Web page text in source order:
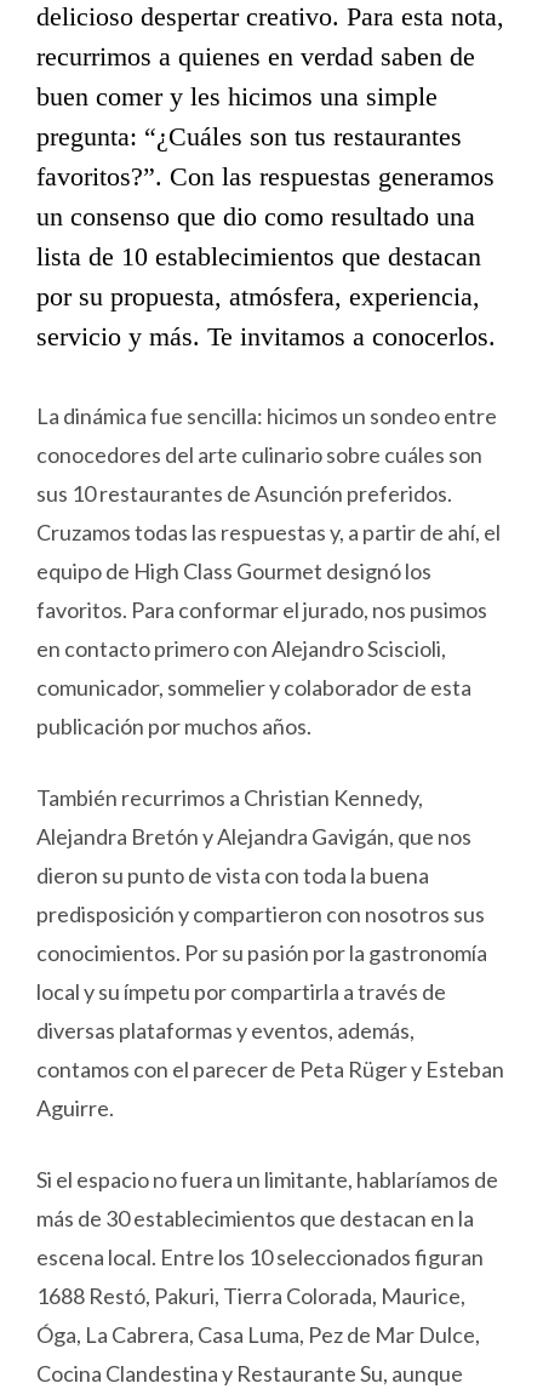
delicioso despertar creativo. Para esta nota,
recurrimos a quienes en verdad saben de
buen comer y les hicimos una simple
pregunta: “¿Cuáles son tus restaurantes
favoritos?”. Con las respuestas generamos
un consenso que dio como resultado una
lista de 10 establecimientos que destacan
por su propuesta, atmósfera, experiencia,
servicio y más. Te invitamos a conocerlos.
La dinámica fue sencilla: hicimos un sondeo entre
conocedores del arte culinario sobre cuáles son
sus 10 restaurantes de Asunción preferidos.
Cruzamos todas las respuestas y, a partir de ahí, el
equipo de High Class Gourmet designó los
favoritos. Para conformar el jurado, nos pusimos
en contacto primero con Alejandro Sciscioli,
comunicador, sommelier y colaborador de esta
publicación por muchos años.
También recurrimos a Christian Kennedy,
Alejandra Bretón y Alejandra Gavigán, que nos
dieron su punto de vista con toda la buena
predisposición y compartieron con nosotros sus
conocimientos. Por su pasión por la gastronomía
local y su ímpetu por compartirla a través de
diversas plataformas y eventos, además,
contamos con el parecer de Peta Rüger y Esteban
Aguirre.
Si el espacio no fuera un limitante, hablaríamos de
más de 30 establecimientos que destacan en la
escena local. Entre los 10 seleccionados figuran
1688 Restó, Pakuri, Tierra Colorada, Maurice,
Óga, La Cabrera, Casa Luma, Pez de Mar Dulce,
Cocina Clandestina y Restaurante Su, aunque